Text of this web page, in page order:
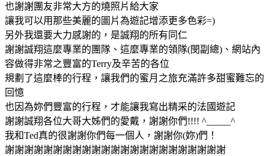
也謝謝團友非常大方的燒照片給大家
讓我可以用那些美麗的圖片為遊記增添更多色彩=)
另外我還要大力感謝的，是誠翔的所有同仁
謝謝誠翔這麼專業的團隊、這麼專業的領隊(閔副總)、網站內
容做得非常之豐富的Terry及辛苦的各位
規劃了這麼棒的行程，讓我們的蜜月之旅充滿許多甜蜜難忘的
回憶
也因為妳們豐富的行程，才能讓我寫出精采的法國遊記
謝謝誠翔各位大哥大姊們的愛戴，謝謝你們!!!! ^_____^
我和Ted真的很謝謝你們每一個人，謝謝你(妳)們！
謝謝謝謝謝謝謝謝謝謝謝謝謝謝謝謝謝謝謝謝謝謝謝